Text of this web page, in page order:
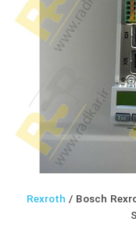
/ Bosch